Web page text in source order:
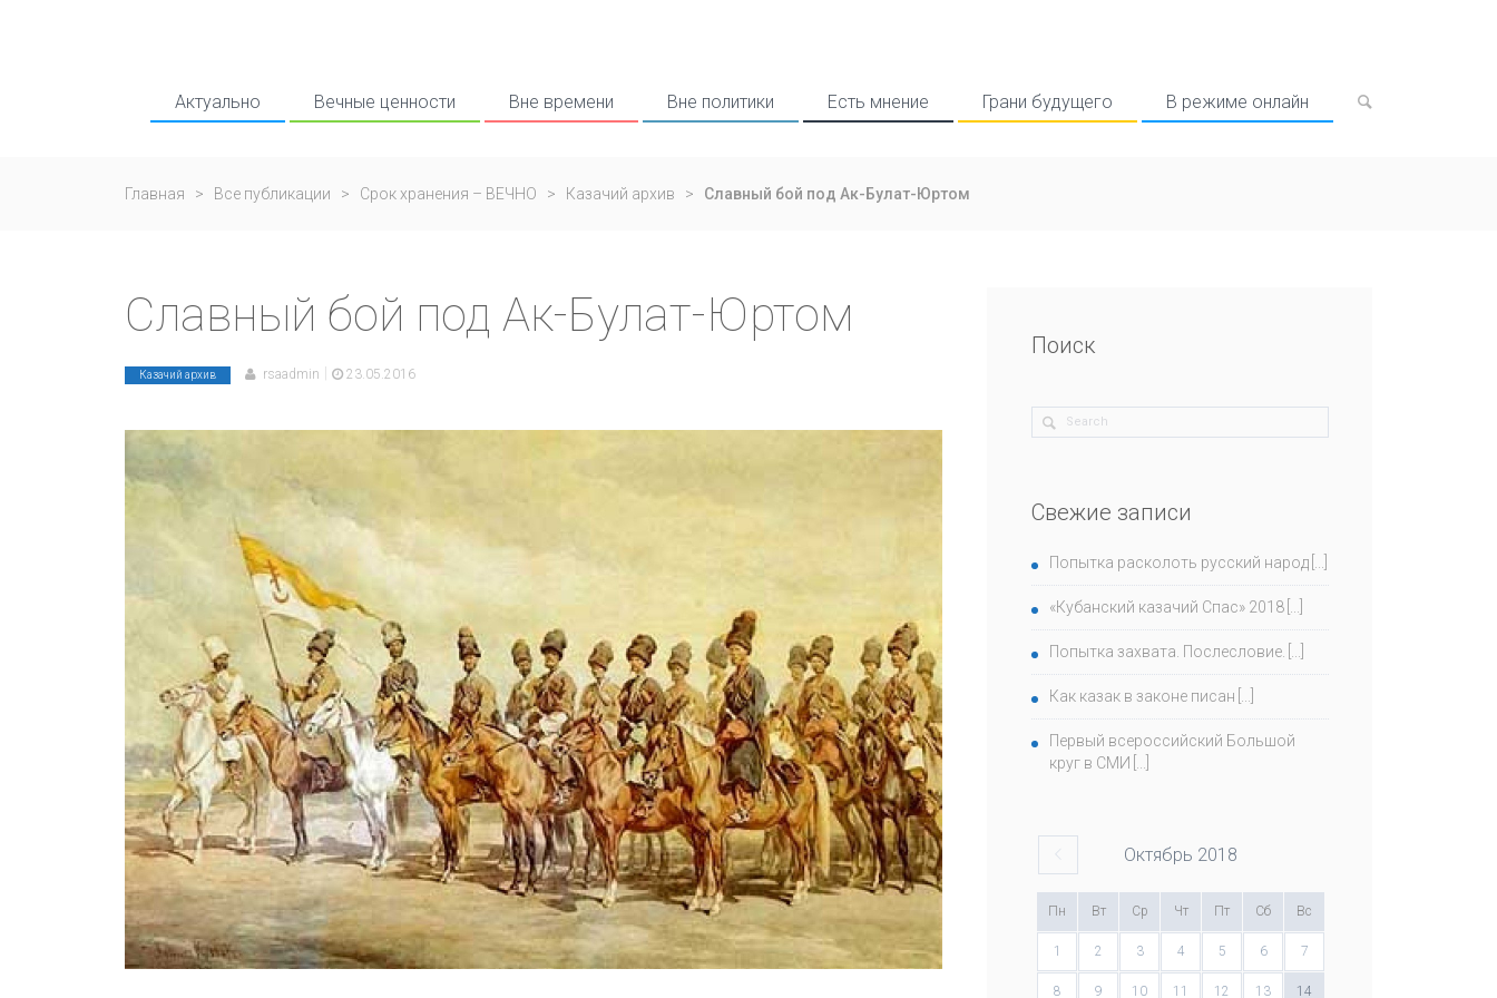
Актуально Вечные ценности Вне времени Вне политики Есть мнение Грани будущего В режиме онлайн
Главная > Все публикации > Срок хранения – ВЕЧНО > Казачий архив > Славный бой под Ак-Булат-Юртом
Славный бой под Ак-Булат-Юртом
Казачий архив rsaadmin 23.05.2016
Поиск
Свежие записи
Попытка расколоть русский народ
«Кубанский казачий Спас» 2018
Попытка захвата. Послесловие.
Как казак в законе писан
Первый всероссийский Большой
круг в СМИ
Октябрь 2018
Пн Вт Ср Чт Пт Сб Вс
1 2 3 4 5 6 7
8 9 10 11 12 13 14